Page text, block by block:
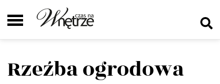
Rzeźba ogrodowa